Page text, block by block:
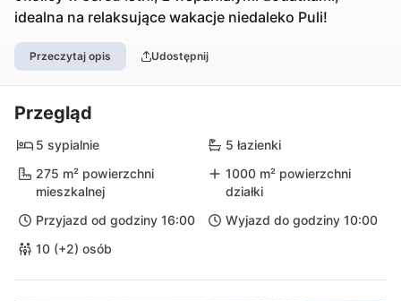
idealna na relaksujące wakacje niedaleko Puli!
Przeczytaj opis Udostępnij
Przegląd
5 sypialnie
5 łazienki
275 m² powierzchni
mieszkalnej
1000 m² powierzchni
działki
Przyjazd od godziny 16:00
Wyjazd do godziny 10:00
10 (+2) osób